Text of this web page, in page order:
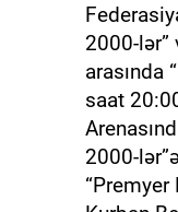
2000-lər”
arasında
saat
2000-